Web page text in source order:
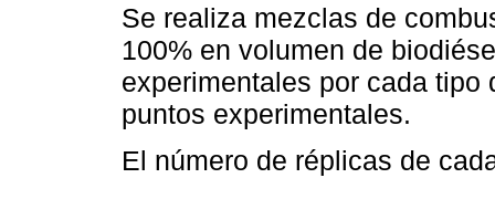
Se realiza mezclas de
100% en volumen de
experimentales por cada
puntos experimentales.
El número de réplicas de